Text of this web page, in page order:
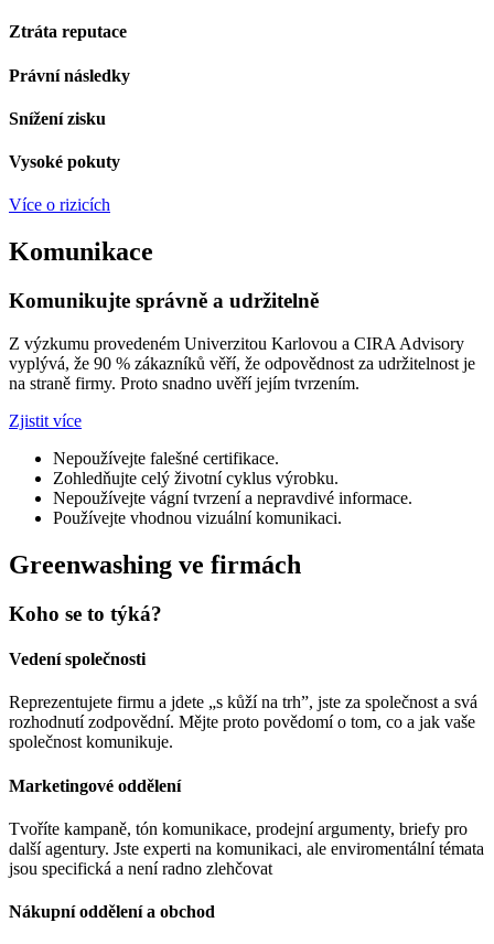
Ztráta reputace​
Právní následky​
Snížení zisku​
Vysoké pokuty​
Více o rizicích
Komunikace
Komunikujte správně a udržitelně
Z výzkumu provedeném Univerzitou Karlovou a CIRA Advisory
vyplývá, že 90 % zákazníků věří, že odpovědnost za udržitelnost je
na straně firmy. Proto snadno uvěří jejím tvrzením.
Zjistit více
Nepoužívejte falešné certifikace.
Zohledňujte celý životní cyklus výrobku.
Nepoužívejte vágní tvrzení a nepravdivé informace.
Používejte vhodnou vizuální komunikaci.
Greenwashing ve firmách
Koho se to týká?
Vedení společnosti
Reprezentujete firmu a jdete „s kůží na trh”, jste za společnost a svá
rozhodnutí zodpovědní. Mějte proto povědomí o tom, co a jak vaše
společnost komunikuje.
Marketingové oddělení
Tvoříte kampaně, tón komunikace, prodejní argumenty, briefy pro
další agentury. Jste experti na komunikaci, ale enviromentální témata
jsou specifická a není radno zlehčovat
Nákupní oddělení a obchod